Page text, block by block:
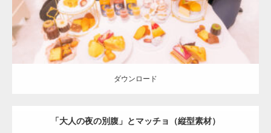
ダウンロード
「大人の夜の別腹」とマッチョ（縦型素材）